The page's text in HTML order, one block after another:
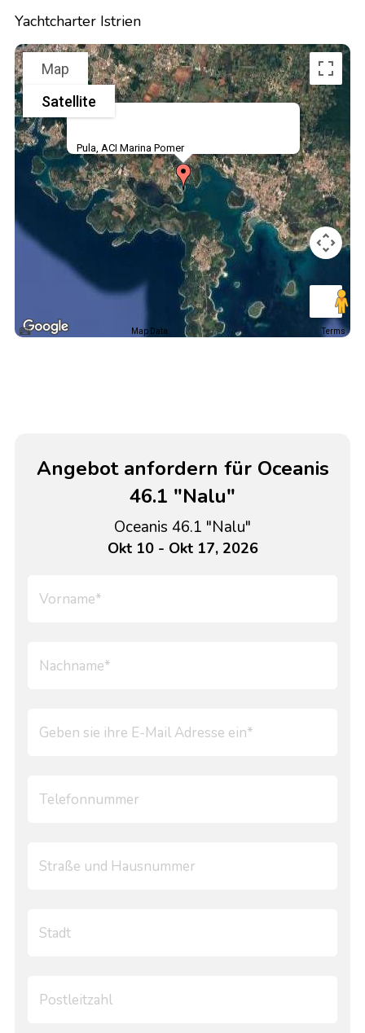
Yachtcharter Istrien
Pula, ACI Marina Pomer
Map
Satellite
Map Data Terms
Angebot anfordern für Oceanis
46.1 "Nalu"
Oceanis 46.1 "Nalu"
Okt 10 - Okt 17, 2026